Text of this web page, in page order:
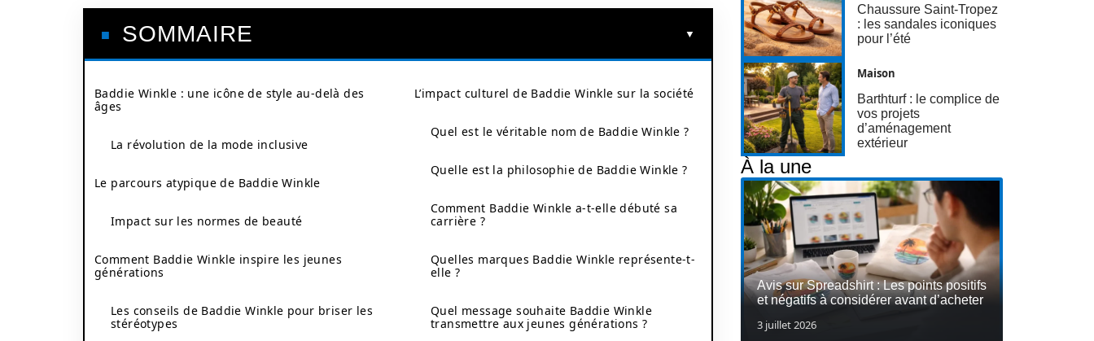
SOMMAIRE
Baddie Winkle : une icône de style au-delà des
âges
La révolution de la mode inclusive
Le parcours atypique de Baddie Winkle
Impact sur les normes de beauté
Comment Baddie Winkle inspire les jeunes
générations
Les conseils de Baddie Winkle pour briser les
stéréotypes
L’impact culturel de Baddie Winkle sur la société
Quel est le véritable nom de Baddie Winkle ?
Quelle est la philosophie de Baddie Winkle ?
Comment Baddie Winkle a-t-elle débuté sa
carrière ?
Quelles marques Baddie Winkle représente-t-
elle ?
Quel message souhaite Baddie Winkle
transmettre aux jeunes générations ?
Chaussure Saint-Tropez
: les sandales iconiques
pour l’été
Maison
Barthturf : le complice de
vos projets
d’aménagement
extérieur
À la une
Avis sur Spreadshirt : Les points positifs
et négatifs à considérer avant d’acheter
3 juillet 2026